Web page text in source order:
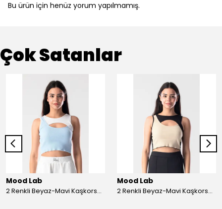
Bu ürün için henüz yorum yapılmamış.
Çok Satanlar
Mood Lab
2 Renkli Beyaz-Mavi Kaşkorse Asimetrik Crop Atlet Bluz Top - beyaz-mavi
Mood Lab
2 Renkli Beyaz-Mavi Kaşkorse Asimetrik Crop Atlet Bluz Top - siyah-bej